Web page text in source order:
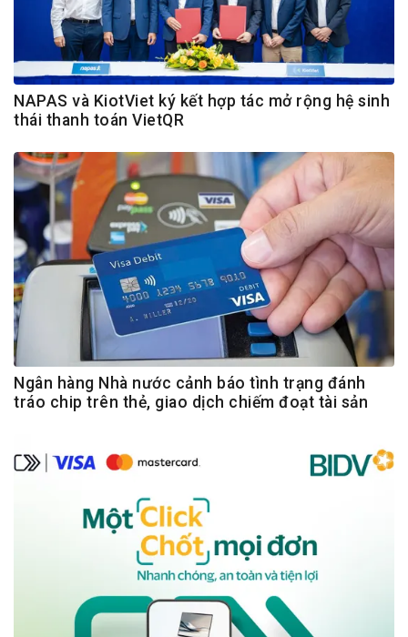
NAPAS và KiotViet ký kết hợp tác mở rộng hệ sinh
thái thanh toán VietQR
Ngân hàng Nhà nước cảnh báo tình trạng đánh
tráo chip trên thẻ, giao dịch chiếm đoạt tài sản